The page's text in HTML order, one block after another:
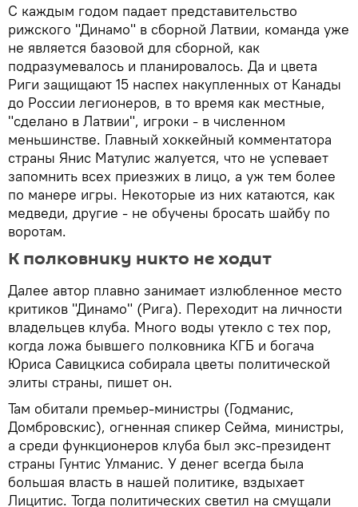
С каждым годом падает представительство
рижского "Динамо" в сборной Латвии, команда уже
не является базовой для сборной, как
подразумевалось и планировалось. Да и цвета
Риги защищают 15 наспех накупленных от Канады
до России легионеров, в то время как местные,
"сделано в Латвии", игроки - в численном
меньшинстве. Главный хоккейный комментатора
страны Янис Матулис жалуется, что не успевает
запомнить всех приезжих в лицо, а уж тем более
по манере игры. Некоторые из них катаются, как
медведи, другие - не обучены бросать шайбу по
воротам.
К полковнику никто не ходит
Далее автор плавно занимает излюбленное место
критиков "Динамо" (Рига). Переходит на личности
владельцев клуба. Много воды утекло с тех пор,
когда ложа бывшего полковника КГБ и богача
Юриса Савицкиса собирала цветы политической
элиты страны, пишет он.
Там обитали премьер-министры (Годманис,
Домбровскис), огненная спикер Сейма, министры,
а среди функционеров клуба был экс-президент
страны Гунтис Улманис. У денег всегда была
большая власть в нашей политике, вздыхает
Лицитис. Тогда политических светил на смущали